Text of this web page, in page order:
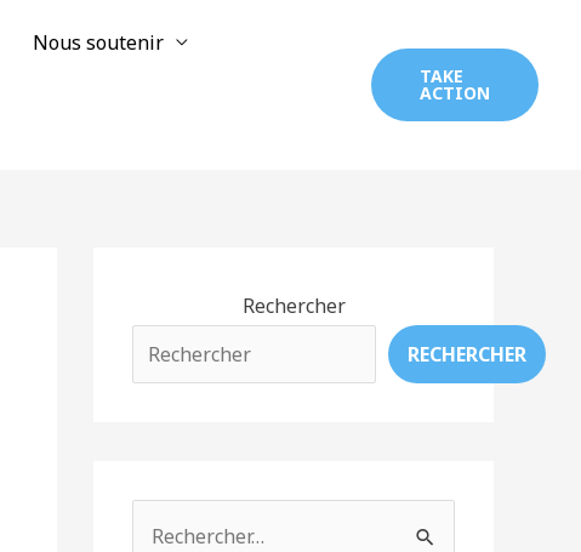
Nous soutenir
TAKE
ACTION
Rechercher
RECHERCHER